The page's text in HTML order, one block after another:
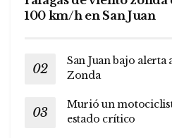
100 km/h en San Juan
San Juan bajo
Zonda
Murió un
estado crítico